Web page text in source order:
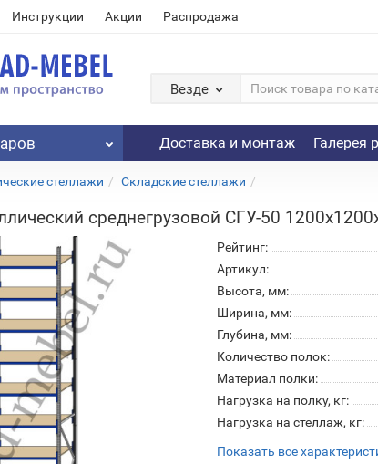
Инструкции Акции Распродажа
Везде
Доставка и монтаж Галерея
стеллажи Складские стеллажи
среднегрузовой СГУ-50
Рейтинг:
Артикул:
Высота, мм:
Ширина, мм:
Глубина, мм:
Количество полок:
Материал полки:
Нагрузка на полку, кг:
Нагрузка на стеллаж, кг:
Показать все